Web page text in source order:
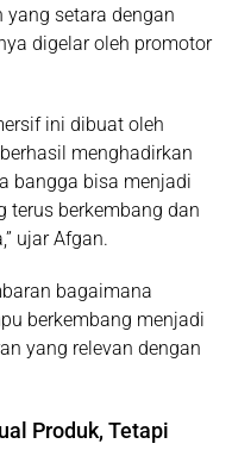
setara dengan
digelar oleh promotor
ini dibuat oleh
menghadirkan
bangga bisa menjadi
terus berkembang dan
ujar Afgan.
bagaimana
berkembang menjadi
yang relevan dengan
Produk, Tetapi